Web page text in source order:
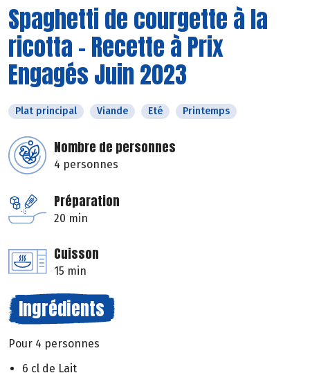
Spaghetti de courgette à la
ricotta - Recette à Prix
Engagés Juin 2023
Plat principal Viande Eté Printemps
Nombre de personnes
4 personnes
Préparation
20 min
Cuisson
15 min
Ingrédients
Pour 4 personnes
6 cl de Lait